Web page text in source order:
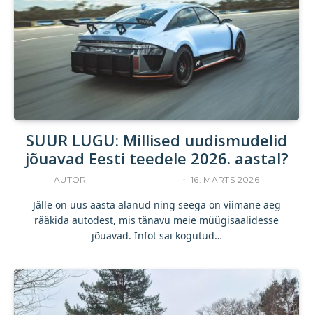
SUUR LUGU: Millised uudismudelid
jõuavad Eesti teedele 2026. aastal?
AUTOR 16. MÄRTS 2026
Jälle on uus aasta alanud ning seega on viimane aeg
rääkida autodest, mis tänavu meie müügisaalidesse
jõuavad. Infot sai kogutud…